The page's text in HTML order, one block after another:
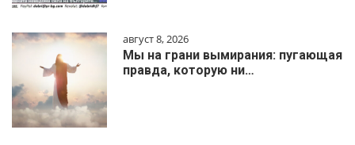
август 8, 2026
Мы на грани вымирания: пугающая
правда, которую ни…